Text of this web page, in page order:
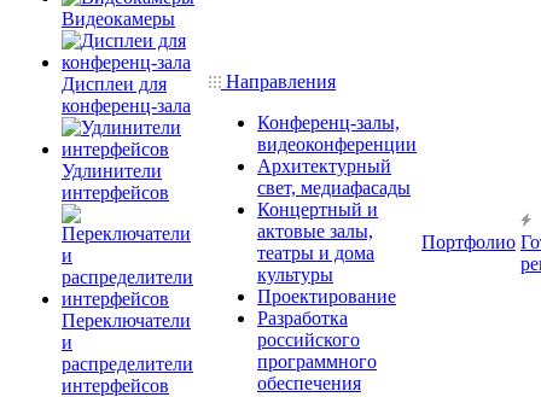
Видеокамеры
Дисплеи для
конференц-зала
Удлинители
интерфейсов
Переключатели
и
распределители
интерфейсов
Направления
Конференц-залы,
видеоконференции
Архитектурный
свет, медиафасады
Концертный и
актовые залы,
театры и дома
культуры
Проектирование
Разработка
российского
программного
обеспечения
Портфолио